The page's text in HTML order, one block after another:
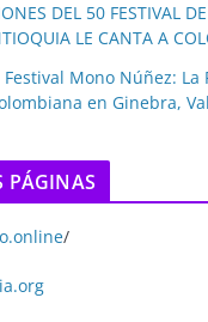
DEL 50 FESTIVAL
LE CANTA A
Mono Núñez: La
en Ginebra,
PÁGINAS
/